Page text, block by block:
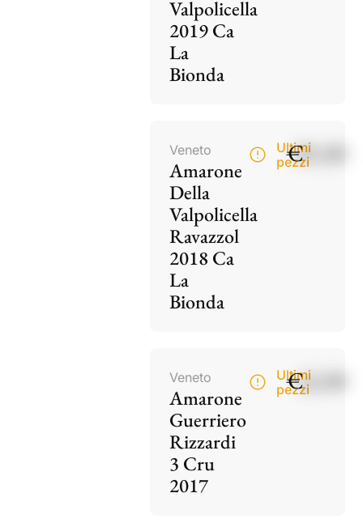
Valpolicella
2019 Ca
La
Bionda
Veneto
Amarone
Della
Valpolicella
Ravazzol
2018 Ca
La
Bionda
Ultimi
pezzi
€85,00
Veneto
Amarone
Guerriero
Rizzardi
3 Cru
2017
Ultimi
pezzi
€42,00